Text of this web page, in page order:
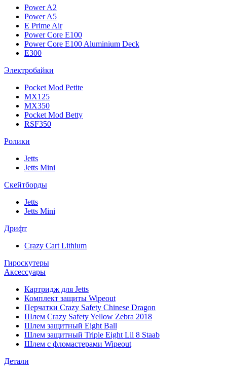
Power A2
Power A5
E Prime Air
Power Core E100
Power Core E100 Aluminium Deck
E300
Электробайки
Pocket Mod Petite
MX125
MX350
Pocket Mod Betty
RSF350
Ролики
Jetts
Jetts Mini
Скейтборды
Jetts
Jetts Mini
Дрифт
Crazy Cart Lithium
Гироскутеры
Аксессуары
Картридж для Jetts
Комплект защиты Wipeout
Перчатки Crazy Safety Chinese Dragon
Шлем Crazy Safety Yellow Zebra 2018
Шлем защитный Eight Ball
Шлем защитный Triple Eight Lil 8 Staab
Шлем с фломастерами Wipeout
Детали